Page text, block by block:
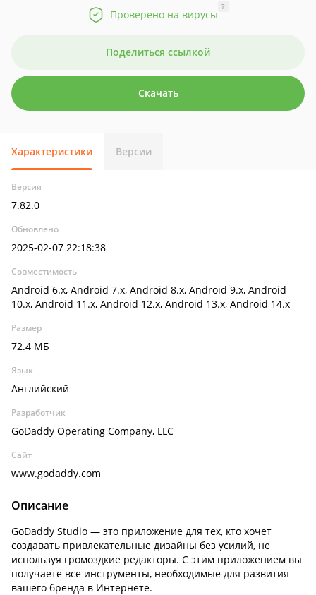
Проверено на вирусы
?
Поделиться ссылкой
Скачать
Характеристики Версии
Версия
7.82.0
Обновлено
2025-02-07 22:18:38
Совместимость
Android 6.x, Android 7.x, Android 8.x, Android 9.x, Android
10.x, Android 11.x, Android 12.x, Android 13.x, Android 14.x
Размер
72.4 МБ
Язык
Английский
Разработчик
GoDaddy Operating Company, LLC
Сайт
www.godaddy.com
Описание
GoDaddy Studio — это приложение для тех, кто хочет
создавать привлекательные дизайны без усилий, не
используя громоздкие редакторы. С этим приложением вы
получаете все инструменты, необходимые для развития
вашего бренда в Интернете.